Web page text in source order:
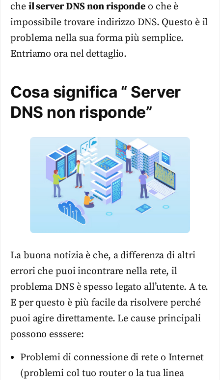
che il server DNS non risponde o che è
impossibile trovare indirizzo DNS. Questo è il
problema nella sua forma più semplice.
Entriamo ora nel dettaglio.
Cosa significa “ Server
DNS non risponde”
La buona notizia è che, a differenza di altri
errori che puoi incontrare nella rete, il
problema DNS è spesso legato all’utente. A te.
E per questo è più facile da risolvere perché
puoi agire direttamente. Le cause principali
possono esssere:
Problemi di connessione di rete o Internet
(problemi col tuo router o la tua linea